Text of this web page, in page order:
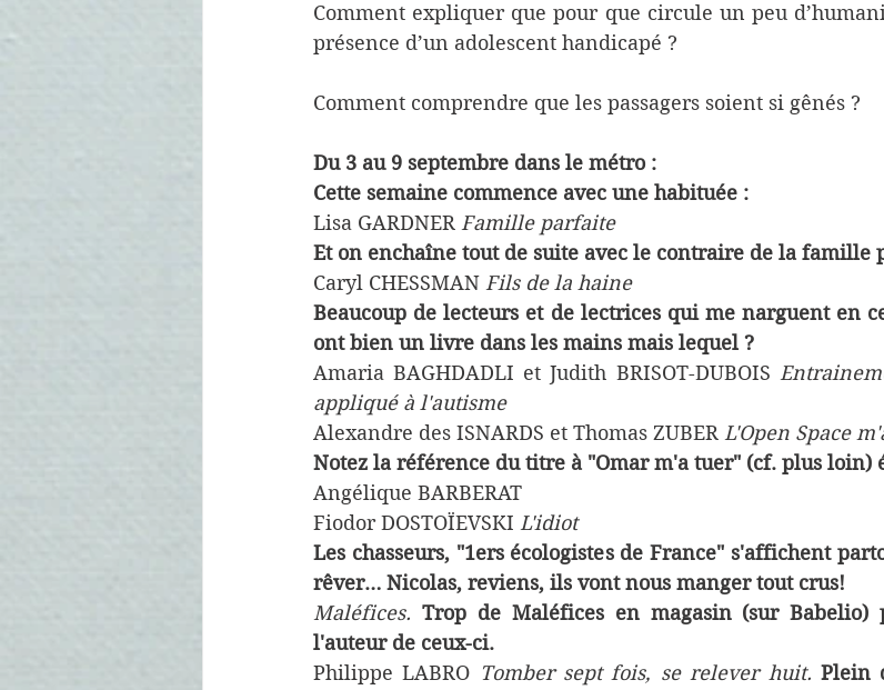
Comment expliquer que pour que circule un peu
présence d’un adolescent handicapé ?
Comment comprendre que les passagers soient si gênés ?
Du 3 au 9 septembre dans le métro :
Cette semaine commence avec une habituée :
Lisa GARDNER Famille parfaite
Et on enchaîne tout de suite avec le contraire de la famille
Caryl CHESSMAN Fils de la haine
Beaucoup de lecteurs et de lectrices qui me narguent en
ont bien un livre dans les mains mais lequel ?
Amaria BAGHDADLI et Judith BRISOT-DUBOIS
appliqué à l'autisme
Alexandre des ISNARDS et Thomas ZUBER L'Open Space
Notez la référence du titre à "Omar m'a tuer" (cf. plus loin)
Angélique BARBERAT
Fiodor DOSTOÏEVSKI L'idiot
Les chasseurs, "1ers écologistes de France" s'affichent
rêver… Nicolas, reviens, ils vont nous manger tout crus!
Maléfices. Trop de Maléfices en magasin (sur
l'auteur de ceux-ci.
Philippe LABRO Tomber sept fois, se relever huit. Plein